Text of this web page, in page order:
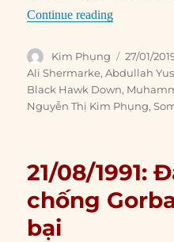
Continue reading“27/01/
Author
Kim Phụng
Posted
on
27/01/
Ali Shermarke,Abdullah
Black Hawk Down,
Nguyễn Thị Kim Phụng,
21/08/1991:
chống
bại